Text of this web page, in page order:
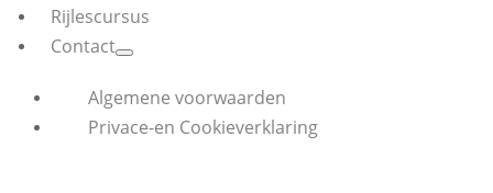
Rijlescursus
Contact
Algemene voorwaarden
Privace-en Cookieverklaring